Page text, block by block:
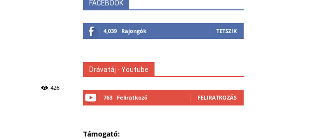
426
FACEBOOK
4,039 Rajongók TETSZIK
Drávatáj - Youtube
763 Feliratkozó FELIRATKOZÁS
Támogató: